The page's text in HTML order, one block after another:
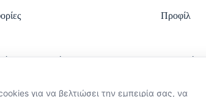
Πληρωμής
και Προϋποθέσεις χρήσης
Προφίλ
για να βελτιώσει την εμπειρία σας, να